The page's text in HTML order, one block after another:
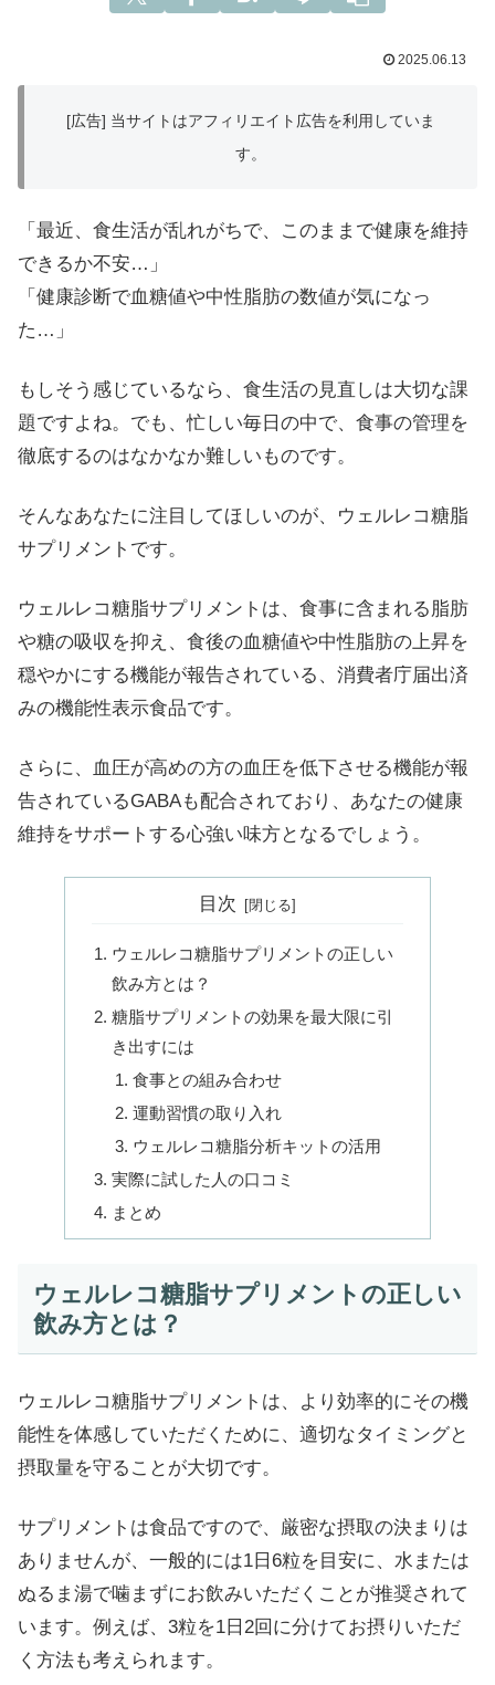
2025.06.13
[広告] 当サイトはアフィリエイト広告を利用していま
す。
「最近、食生活が乱れがちで、このままで健康を維持
できるか不安…」
「健康診断で血糖値や中性脂肪の数値が気になっ
た…」
もしそう感じているなら、食生活の見直しは大切な課
題ですよね。でも、忙しい毎日の中で、食事の管理を
徹底するのはなかなか難しいものです。
そんなあなたに注目してほしいのが、ウェルレコ糖脂
サプリメントです。
ウェルレコ糖脂サプリメントは、食事に含まれる脂肪
や糖の吸収を抑え、食後の血糖値や中性脂肪の上昇を
穏やかにする機能が報告されている、消費者庁届出済
みの機能性表示食品です。
さらに、血圧が高めの方の血圧を低下させる機能が報
告されているGABAも配合されており、あなたの健康
維持をサポートする心強い味方となるでしょう。
目次
ウェルレコ糖脂サプリメントの正しい
飲み方とは？
糖脂サプリメントの効果を最大限に引
き出すには
食事との組み合わせ
運動習慣の取り入れ
ウェルレコ糖脂分析キットの活用
実際に試した人の口コミ
まとめ
ウェルレコ糖脂サプリメントの正しい
飲み方とは？
ウェルレコ糖脂サプリメントは、より効率的にその機
能性を体感していただくために、適切なタイミングと
摂取量を守ることが大切です。
サプリメントは食品ですので、厳密な摂取の決まりは
ありませんが、一般的には1日6粒を目安に、水または
ぬるま湯で噛まずにお飲みいただくことが推奨されて
います。例えば、3粒を1日2回に分けてお摂りいただ
く方法も考えられます。